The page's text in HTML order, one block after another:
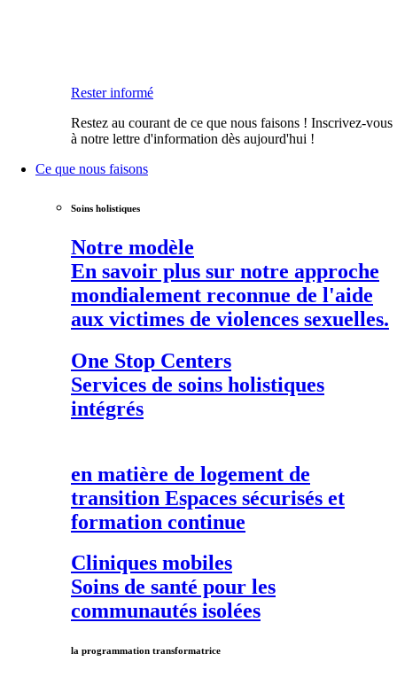
Rester informé
Restez au courant de ce que nous faisons ! Inscrivez-vous
à notre lettre d'information dès aujourd'hui !
Ce que nous faisons
Soins holistiques
Notre modèle
En savoir plus sur notre approche
mondialement reconnue de l'aide
aux victimes de violences sexuelles.
One Stop Centers
Services de soins holistiques
intégrés
en matière de logement de
transition Espaces sécurisés et
formation continue
Cliniques mobiles
Soins de santé pour les
communautés isolées
la programmation transformatrice